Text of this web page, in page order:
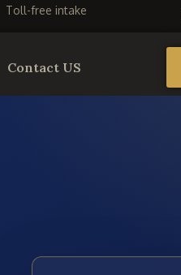
Toll-free intake
Contact US